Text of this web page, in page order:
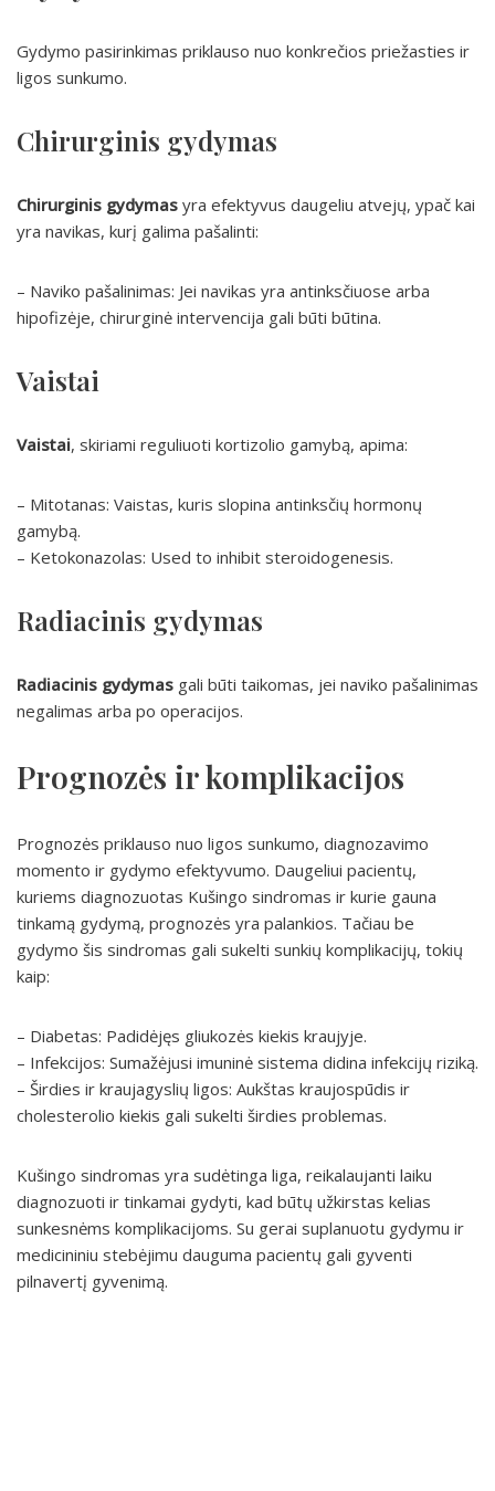
Gydymo pasirinkimas priklauso nuo konkrečios priežasties ir
ligos sunkumo.
Chirurginis gydymas
Chirurginis gydymas yra efektyvus daugeliu atvejų, ypač kai
yra navikas, kurį galima pašalinti:
– Naviko pašalinimas: Jei navikas yra antinksčiuose arba
hipofizėje, chirurginė intervencija gali būti būtina.
Vaistai
Vaistai, skiriami reguliuoti kortizolio gamybą, apima:
– Mitotanas: Vaistas, kuris slopina antinksčių hormonų
gamybą.
– Ketokonazolas: Used to inhibit steroidogenesis.
Radiacinis gydymas
Radiacinis gydymas gali būti taikomas, jei naviko pašalinimas
negalimas arba po operacijos.
Prognozės ir komplikacijos
Prognozės priklauso nuo ligos sunkumo, diagnozavimo
momento ir gydymo efektyvumo. Daugeliui pacientų,
kuriems diagnozuotas Kušingo sindromas ir kurie gauna
tinkamą gydymą, prognozės yra palankios. Tačiau be
gydymo šis sindromas gali sukelti sunkių komplikacijų, tokių
kaip:
– Diabetas: Padidėjęs gliukozės kiekis kraujyje.
– Infekcijos: Sumažėjusi imuninė sistema didina infekcijų riziką.
– Širdies ir kraujagyslių ligos: Aukštas kraujospūdis ir
cholesterolio kiekis gali sukelti širdies problemas.
Kušingo sindromas yra sudėtinga liga, reikalaujanti laiku
diagnozuoti ir tinkamai gydyti, kad būtų užkirstas kelias
sunkesnėms komplikacijoms. Su gerai suplanuotu gydymu ir
medicininiu stebėjimu dauguma pacientų gali gyventi
pilnavertį gyvenimą.